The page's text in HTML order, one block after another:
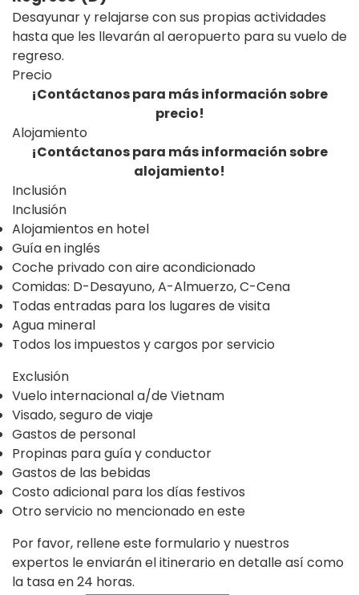
Desayunar y relajarse con sus propias actividades
hasta que les llevarán al aeropuerto para su vuelo de
regreso.
Precio
¡Contáctanos para más información sobre
precio!
Alojamiento
¡Contáctanos para más información sobre
alojamiento!
Inclusión
Inclusión
Alojamientos en hotel
Guía en inglés
Coche privado con aire acondicionado
Comidas: D-Desayuno, A-Almuerzo, C-Cena
Todas entradas para los lugares de visita
Agua mineral
Todos los impuestos y cargos por servicio
Exclusión
Vuelo internacional a/de Vietnam
Visado, seguro de viaje
Gastos de personal
Propinas para guía y conductor
Gastos de las bebidas
Costo adicional para los días festivos
Otro servicio no mencionado en este
Por favor, rellene este formulario y nuestros
expertos le enviarán el itinerario en detalle así como
la tasa en 24 horas.